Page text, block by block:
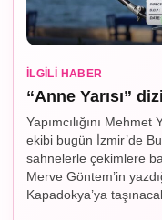
İLGILI HABER
“Anne Yarısı”
Yapımcılığını Mehmet
ekibi bugün İzmir’de
sahnelerle çekimlere
Merve Göntem’in
Kapadokya’ya